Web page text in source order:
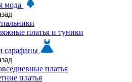
мода
платья и туники
сарафаны
платья
платья